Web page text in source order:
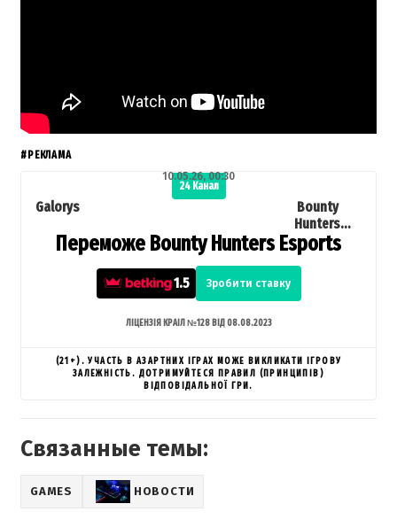
#РЕКЛАМА
24 Канал
Galorys
10.05.26, 00:30
Переможе Bounty Hunters Esports
1.5 Зробити ставку
Bounty
Hunters
Esports
ЛІЦЕНЗІЯ КРАІЛ №128 ВІД 08.08.2023
(21+). УЧАСТЬ В АЗАРТНИХ ІГРАХ МОЖЕ ВИКЛИКАТИ ІГРОВУ
ЗАЛЕЖНІСТЬ. ДОТРИМУЙТЕСЯ ПРАВИЛ (ПРИНЦИПІВ)
ВІДПОВІДАЛЬНОЇ ГРИ.
Связанные темы:
GAMES НОВОСТИ